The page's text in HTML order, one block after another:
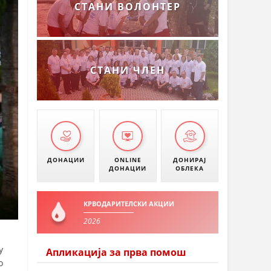
СТАНИ ВОЛОНТЕР
СТАНИ ЧЛЕН
ДОНАЦИИ
ONLINE
ДОНАЦИИ
ДОНИРАЈ
ОБЛЕКА
КРВОДАРИТЕЛСКИ АКЦИИ
2026
Апликација за прва помош